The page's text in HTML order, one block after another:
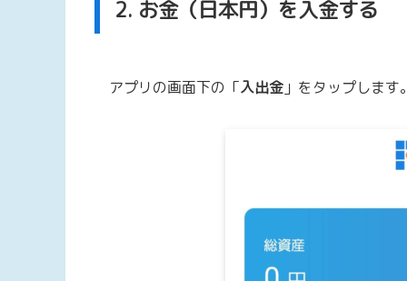
2. お金（日本円）を入金する
アプリの画面下の「入出金 」をタップします